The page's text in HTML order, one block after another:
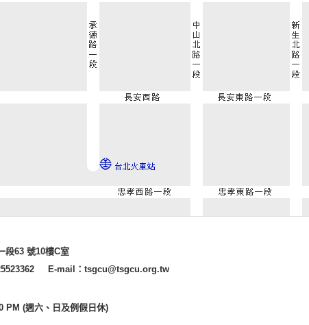
段63 號10樓C室
E-mail：tsgcu@tsgcu.org.tw
PM (週六、日及例假日休)